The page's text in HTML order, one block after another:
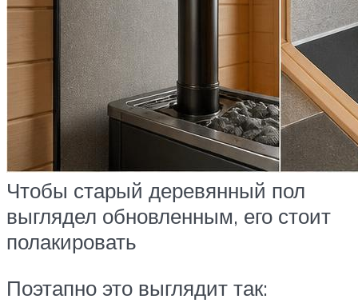
Чтобы старый деревянный пол
выглядел обновленным, его стоит
полакировать
Поэтапно это выглядит так: